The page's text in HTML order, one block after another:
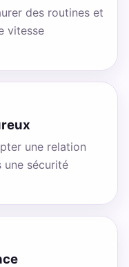
des routines et
vitesse
une relation
une sécurité